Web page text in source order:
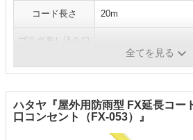
コード長さ 20m
プラグ差し込み口
全てを見る
ハタヤ『屋外用防雨型 FX延長コー
口コンセント（FX-053）』